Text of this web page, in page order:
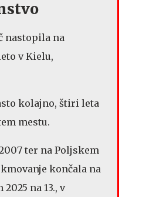
nastopila na
v Kielu,
kolajno, štiri leta
mestu.
ter na Poljskem
končala na
na 13., v